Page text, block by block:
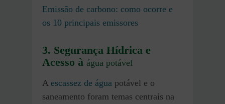
Emissão de carbono: como ocorre e
os 10 principais emissores
3. Segurança Hídrica e
Acesso à água potável
A escassez de água potável e o
saneamento foram temas centrais na